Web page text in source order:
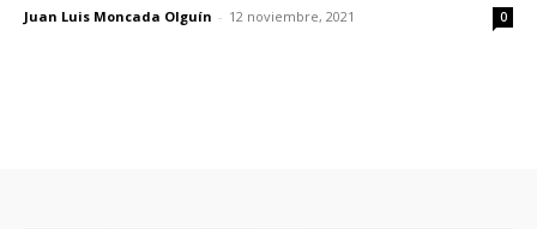
Juan Luis Moncada Olguín - 12 noviembre, 2021 0